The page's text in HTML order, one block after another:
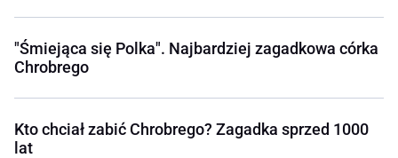
"Śmiejąca się Polka". Najbardziej zagadkowa córka
Chrobrego
Kto chciał zabić Chrobrego? Zagadka sprzed 1000
lat